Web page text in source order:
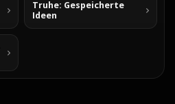
Truhe: Gespeicherte
Ideen